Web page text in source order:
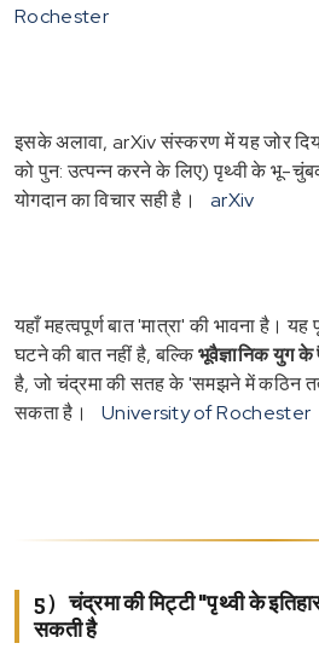
Rochester
इसके अलावा, arXiv संस्करण में यह जोर
को पुन: उत्पन्न करने के लिए) पृथ्वी के भू-
योगदान का विचार सही है।
arXiv
यहाँ महत्वपूर्ण बात 'मात्रा' की भावना है।
घटने की बात नहीं है, बल्किभूवैज्ञानिक युग के
है, जो चंद्रमा की सतह के 'समझने में कठिन
सकता है।
University of Rochester
5）चंद्रमा की मिट्टी "पृथ्वी के
सकती है